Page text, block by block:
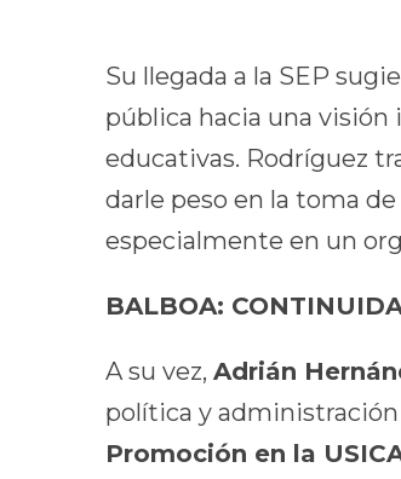
Su llegada a la SEP
pública hacia una visión
educativas. Rodríguez
darle peso en la toma
especialmente en un
BALBOA:
A su vez, Adrián
política y
Promoción en la